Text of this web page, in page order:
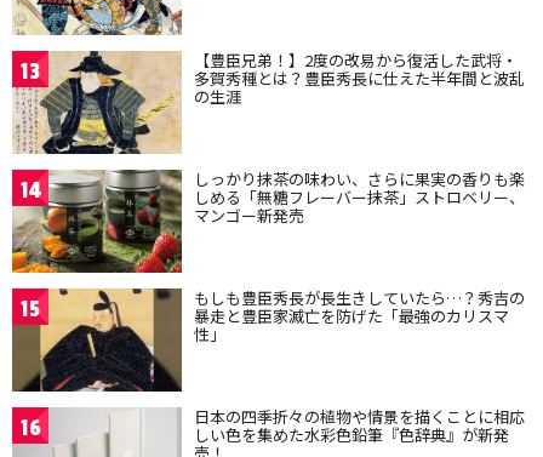
13 【豊臣兄弟！】2度の改易から復活した武将・
多賀秀種とは？豊臣秀長に仕えた半年間と波乱
の生涯
14 しっかり抹茶の味わい、さらに果実の香りも楽
しめる「無糖フレーバー抹茶」ストロベリー、
マンゴー新発売
15 もしも豊臣秀長が長生きしていたら…？秀吉の
暴走と豊臣家滅亡を防げた「最強のカリスマ
性」
16 日本の四季折々の植物や情景を描くことに相応
しい色を集めた水彩色鉛筆『色辞典』が新発